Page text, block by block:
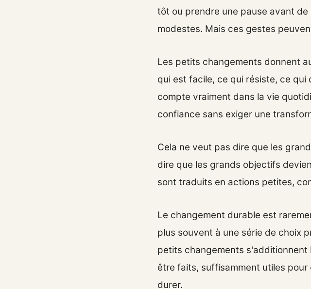
tôt ou prendre une pause avant
modestes. Mais ces gestes
Les petits changements donnent
qui est facile, ce qui résiste, ce
compte vraiment dans la vie
confiance sans exiger une
Cela ne veut pas dire que les
dire que les grands objectifs
sont traduits en actions petites,
Le changement durable est
plus souvent à une série de choix
petits changements
être faits, suffisamment utiles
durer.